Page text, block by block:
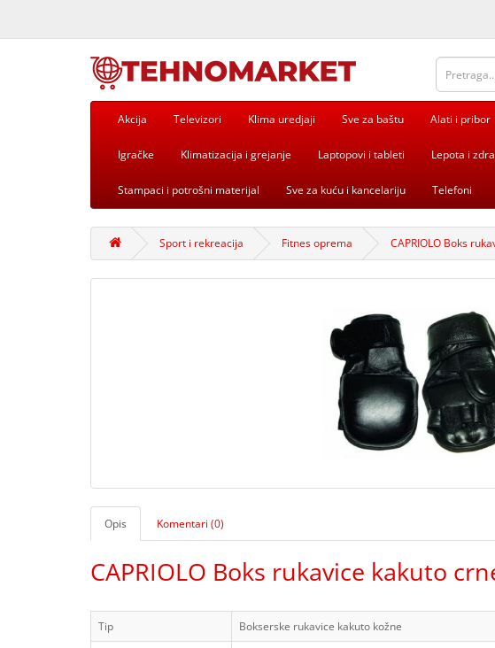
Akcija Televizori Klima uredjaji Sve za baštu Alati i pribor
Igračke Klimatizacija i grejanje Laptopovi i tableti Lepota i
Stampaci i potrošni materijal Sve za kuću i kancelariju Telefoni
Sport i rekreacija Fitnes oprema CAPRIOLO Boks
Opis Komentari (0)
CAPRIOLO Boks rukavice kakuto
Tip
Bokserske rukavice kakuto kožne